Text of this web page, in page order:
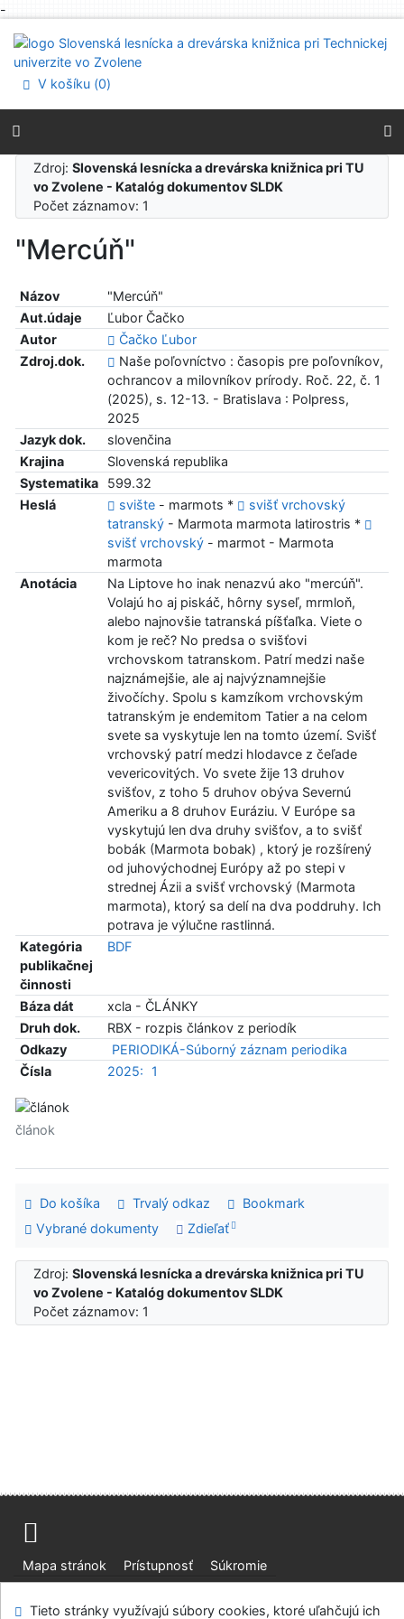
-
Prejsť na menu
Prehlásenie o webovej prístupnosti
V košíku (0)
Zdroj:Slovenská lesnícka a drevárska knižnica pri TU
vo Zvolene - Katalóg dokumentov SLDK
Počet záznamov: 1
"Mercúň"
Názov
"Mercúň"
Aut.údaje
Ľubor Čačko
Autor
Čačko Ľubor
Zdroj.dok.
Naše poľovníctvo : časopis pre poľovníkov,
ochrancov a milovníkov prírody. Roč. 22, č. 1
(2025), s. 12-13. - Bratislava : Polpress,
2025
Jazyk dok.
slovenčina
Krajina
Slovenská republika
Systematika
599.32
Heslá
svište- marmots *
svišť vrchovský
tatranský- Marmota marmota latirostris *
svišť vrchovský- marmot - Marmota
marmota
Anotácia
Na Liptove ho inak nenazvú ako "mercúň".
Volajú ho aj piskáč, hôrny syseľ, mrmloň,
alebo najnovšie tatranská píšťaľka. Viete o
kom je reč? No predsa o svišťovi
vrchovskom tatranskom. Patrí medzi naše
najznámejšie, ale aj najvýznamnejšie
živočíchy. Spolu s kamzíkom vrchovským
tatranským je endemitom Tatier a na celom
svete sa vyskytuje len na tomto území. Svišť
vrchovský patrí medzi hlodavce z čeľade
vevericovitých. Vo svete žije 13 druhov
svišťov, z toho 5 druhov obýva Severnú
Ameriku a 8 druhov Euráziu. V Európe sa
vyskytujú len dva druhy svišťov, a to svišť
bobák (Marmota bobak) , ktorý je rozšírený
od juhovýchodnej Európy až po stepi v
strednej Ázii a svišť vrchovský (Marmota
marmota), ktorý sa delí na dva poddruhy. Ich
potrava je výlučne rastlinná.
Kategória
publikačnej
činnosti
BDF
Báza dát
xcla - ČLÁNKY
Druh dok.
RBX - rozpis článkov z periodík
Odkazy
PERIODIKÁ-Súborný záznam periodika
Čísla
2025: 1
článok
Do košíka Trvalý odkaz
Bookmark
Vybrané dokumenty
Zdieľať
Zdroj:Slovenská lesnícka a drevárska knižnica pri TU
vo Zvolene - Katalóg dokumentov SLDK
Počet záznamov: 1
Mapa stránok Prístupnosť
Súkromie
Tieto stránky využívajú súbory cookies, ktoré uľahčujú ich